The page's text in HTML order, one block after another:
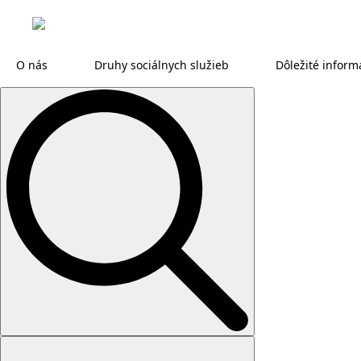
O nás Druhy sociálnych služieb Dôležité
Search